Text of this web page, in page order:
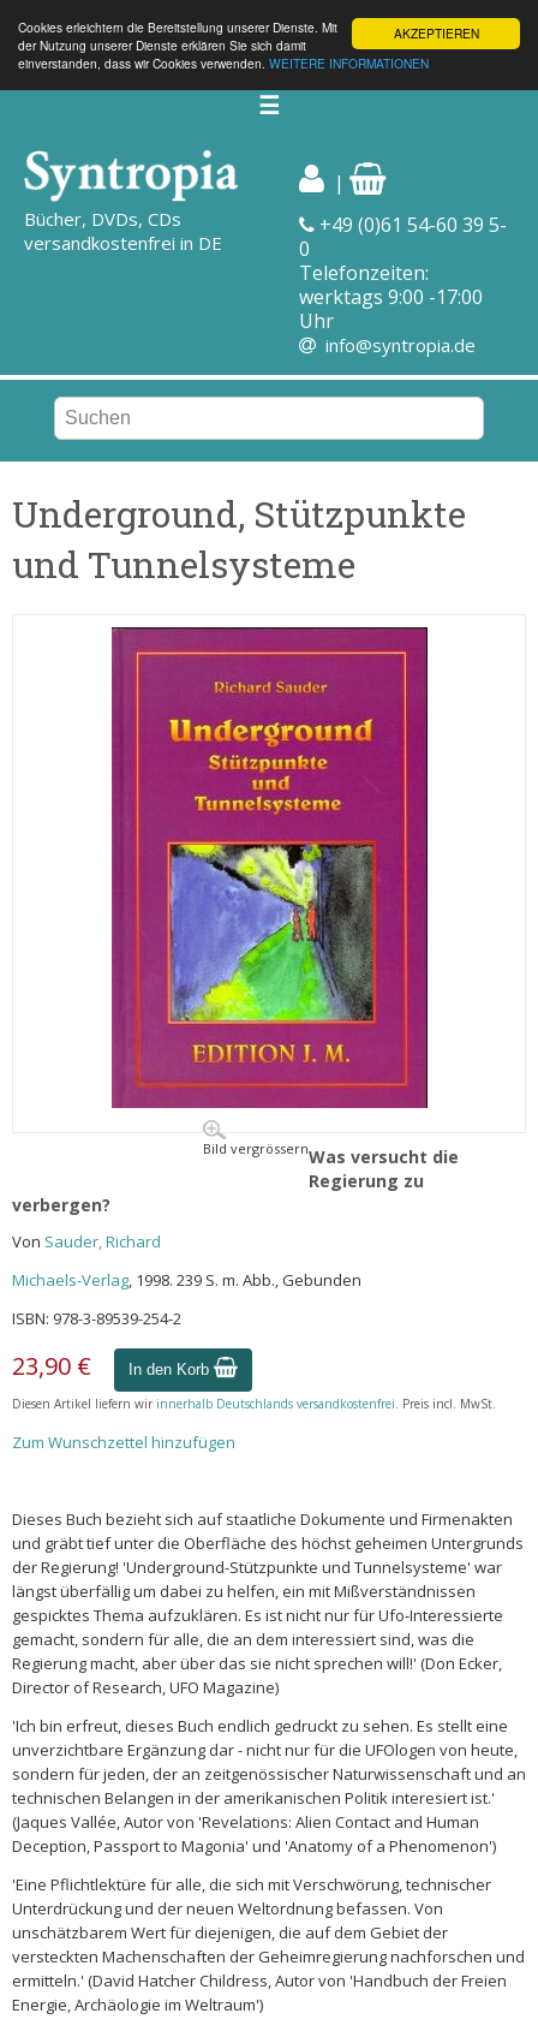
AKZEPTIEREN
Cookies erleichtern die Bereitstellung unserer Dienste. Mit
der Nutzung unserer Dienste erklären Sie sich damit
einverstanden, dass wir Cookies verwenden. WEITERE INFORMATIONEN
☰
Bücher, DVDs, CDs
versandkostenfrei in DE
|
+49 (0)61 54-60 39 5-
0
Telefonzeiten:
werktags 9:00 -17:00
Uhr
info@syntropia.de
Underground, Stützpunkte
und Tunnelsysteme
Bild vergrössernWas versucht die
Regierung zu
verbergen?
Von Sauder, Richard
Michaels-Verlag, 1998. 239 S. m. Abb., Gebunden
ISBN: 978-3-89539-254-2
23,90 € In den Korb
Diesen Artikel liefern wir innerhalb Deutschlands versandkostenfrei. Preis incl. MwSt.
Zum Wunschzettel hinzufügen
Dieses Buch bezieht sich auf staatliche Dokumente und Firmenakten
und gräbt tief unter die Oberfläche des höchst geheimen Untergrunds
der Regierung! 'Underground-Stützpunkte und Tunnelsysteme' war
längst überfällig um dabei zu helfen, ein mit Mißverständnissen
gespicktes Thema aufzuklären. Es ist nicht nur für Ufo-Interessierte
gemacht, sondern für alle, die an dem interessiert sind, was die
Regierung macht, aber über das sie nicht sprechen will!' (Don Ecker,
Director of Research, UFO Magazine)
'Ich bin erfreut, dieses Buch endlich gedruckt zu sehen. Es stellt eine
unverzichtbare Ergänzung dar - nicht nur für die UFOlogen von heute,
sondern für jeden, der an zeitgenössischer Naturwissenschaft und an
technischen Belangen in der amerikanischen Politik interesiert ist.'
(Jaques Vallée, Autor von 'Revelations: Alien Contact and Human
Deception, Passport to Magonia' und 'Anatomy of a Phenomenon')
'Eine Pflichtlektüre für alle, die sich mit Verschwörung, technischer
Unterdrückung und der neuen Weltordnung befassen. Von
unschätzbarem Wert für diejenigen, die auf dem Gebiet der
versteckten Machenschaften der Geheimregierung nachforschen und
ermitteln.' (David Hatcher Childress, Autor von 'Handbuch der Freien
Energie, Archäologie im Weltraum')